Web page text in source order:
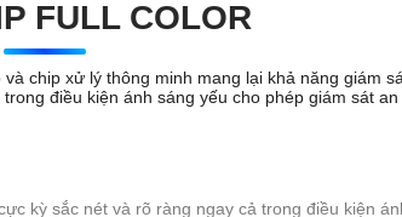
FULL COLOR
chip xử lý thông minh mang lại khả năng giám
điều kiện ánh sáng yếu cho phép giám sát
kỳ sắc nét và rõ ràng ngay cả trong điều kiện